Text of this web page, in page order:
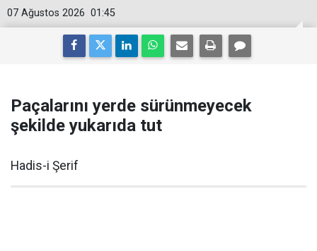
01:45
07 Ağustos 2026
Paçalarını yerde sürünmeyecek
şekilde yukarıda tut
Hadis-i Şerif